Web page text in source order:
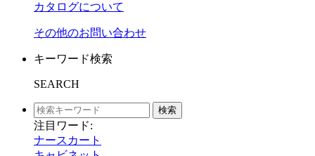
カタログについて
その他のお問い合わせ
キーワード検索
SEARCH
検索
注目ワード:
ナースカート